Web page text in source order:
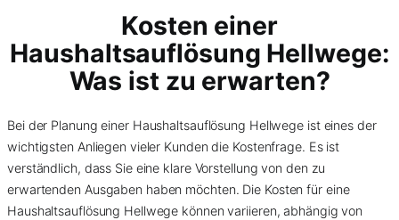
Kosten einer
Haushaltsauflösung Hellwege:
Was ist zu erwarten?
Bei der Planung einer Haushaltsauflösung Hellwege ist eines der
wichtigsten Anliegen vieler Kunden die Kostenfrage. Es ist
verständlich, dass Sie eine klare Vorstellung von den zu
erwartenden Ausgaben haben möchten. Die Kosten für eine
Haushaltsauflösung Hellwege können variieren, abhängig von